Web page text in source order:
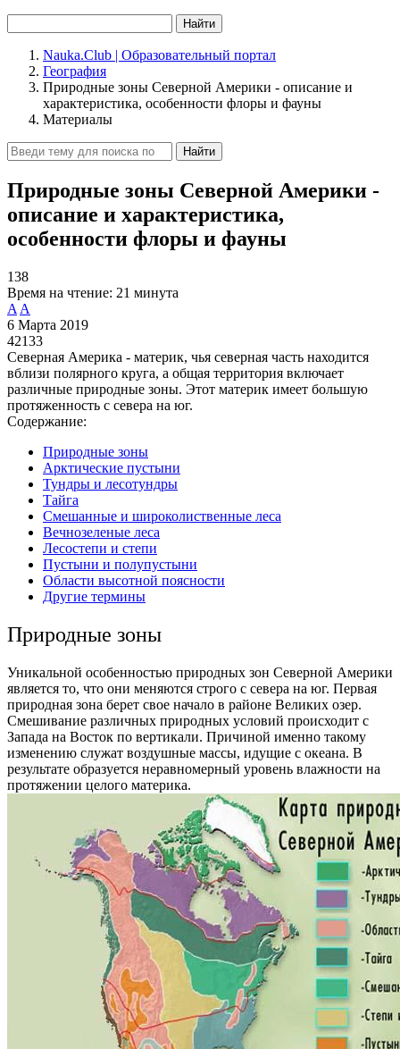
Найти
Nauka.Club | Образовательный портал
География
Природные зоны Северной Америки - описание и
характеристика, особенности флоры и фауны
Материалы
Найти
Природные зоны Северной Америки -
описание и характеристика,
особенности флоры и фауны
138
Время на чтение: 21 минута
A A
6 Марта 2019
42133
Северная Америка - материк, чья северная часть находится
вблизи полярного круга, а общая территория включает
различные природные зоны. Этот материк имеет большую
протяженность с севера на юг.
Содержание:
Природные зоны
Арктические пустыни
Тундры и лесотундры
Тайга
Смешанные и широколиственные леса
Вечнозеленые леса
Лесостепи и степи
Пустыни и полупустыни
Области высотной поясности
Другие термины
Природные зоны
Уникальной особенностью природных зон Северной Америки
является то, что они меняются строго с севера на юг. Первая
природная зона берет свое начало в районе Великих озер.
Смешивание различных природных условий происходит с
Запада на Восток по вертикали. Причиной именно такому
изменению служат воздушные массы, идущие с океана. В
результате образуется неравномерный уровень влажности на
протяжении целого материка.